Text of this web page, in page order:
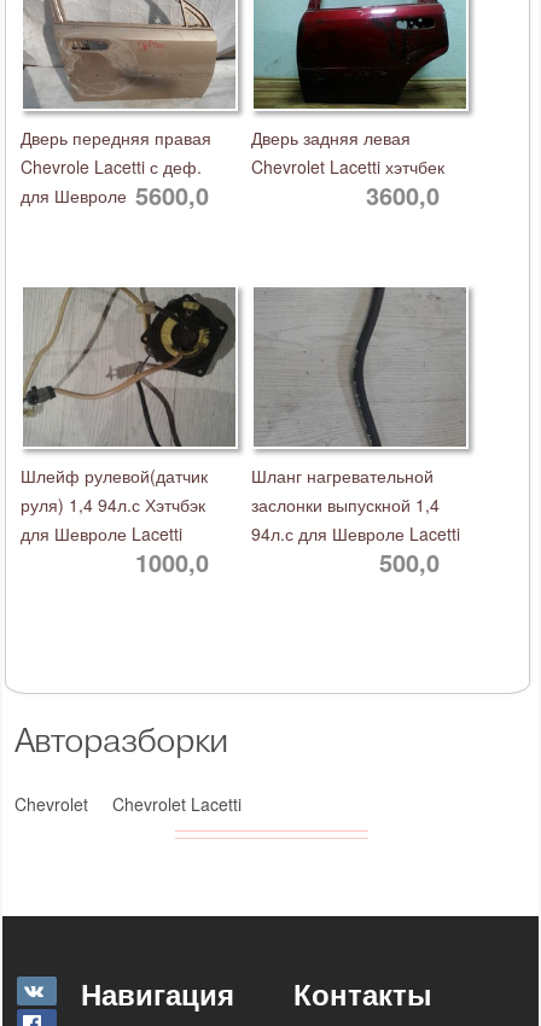
Авторазборки
Chevrolet Chevrolet Lacetti
Дверь передняя правая
Chevrole Lacetti с деф.
для Шевроле 5600,0
Дверь задняя левая
Chevrolet Lacetti хэтчбек
3600,0
Шлейф рулевой(датчик
руля) 1,4 94л.с Хэтчбэк
для Шевроле Lacetti
1000,0
Шланг нагревательной
заслонки выпускной 1,4
94л.с для Шевроле Lacetti
500,0
Навигация Контакты